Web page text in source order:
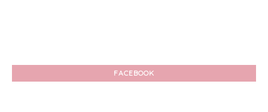
FACEBOOK